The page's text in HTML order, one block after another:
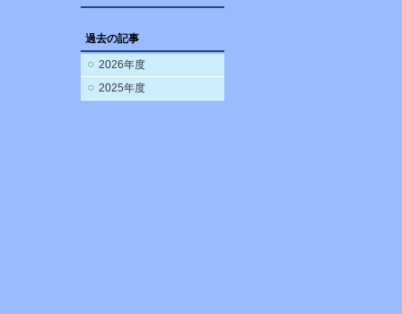
過去の記事
2026年度
2025年度